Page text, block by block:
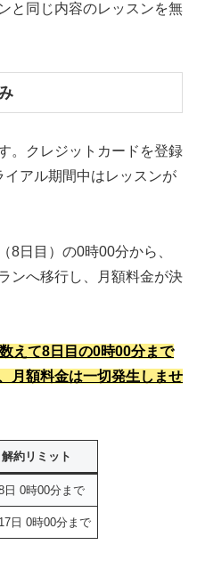
と同じ内容のレッスンを無
。クレジットカードを登録
イアル期間中はレッスンが
8日目）の0時00分から、
ンへ移行し、月額料金が決
えて8日目の0時00分まで
月額料金は一切発生しませ
解約リミット
日 0時00分まで
日 0時00分まで